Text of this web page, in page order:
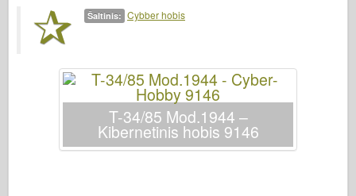
Hasegawa provincija
Heleris
HobbyBoss provincija
Italeri
Šaltinis: Cybber hobis
T-34/85 Mod.1944 –
Kibernetinis hobis 9146